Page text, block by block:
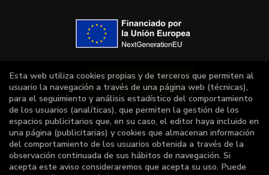
Esta web utiliza cookies propias y de terceros que permiten al
usuario la navegación a través de una página web (técnicas),
para el seguimiento y análisis estadístico del comportamiento
de los usuarios (analíticas), que permiten la gestión de los
espacios publicitarios que, en su caso, el editor haya incluido en
una página (publicitarias) y cookies que almacenan información
del comportamiento de los usuarios obtenida a través de la
observación continuada de sus hábitos de navegación. Si
acepta este aviso consideraremos que acepta su uso. Puede